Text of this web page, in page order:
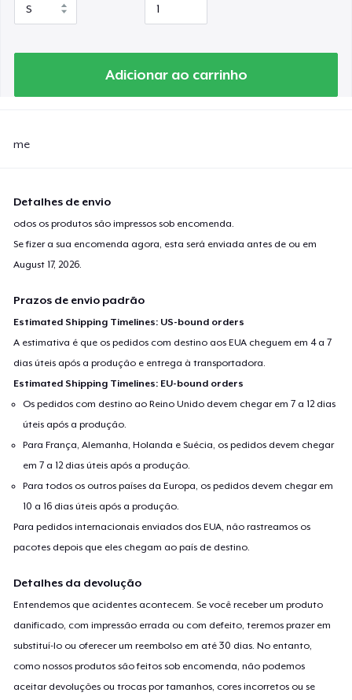
Adicionar ao carrinho
me
Detalhes de envio
odos os produtos são impressos sob encomenda.
Se fizer a sua encomenda agora, esta será enviada antes de ou em
August 17, 2026.
Prazos de envio padrão
Estimated Shipping Timelines: US-bound orders
A estimativa é que os pedidos com destino aos EUA cheguem em 4 a 7
dias úteis após a produção e entrega à transportadora.
Estimated Shipping Timelines: EU-bound orders
Os pedidos com destino ao Reino Unido devem chegar em 7 a 12 dias
úteis após a produção.
Para França, Alemanha, Holanda e Suécia, os pedidos devem chegar
em 7 a 12 dias úteis após a produção.
Para todos os outros países da Europa, os pedidos devem chegar em
10 a 16 dias úteis após a produção.
Para pedidos internacionais enviados dos EUA, não rastreamos os
pacotes depois que eles chegam ao país de destino.
Detalhes da devolução
Entendemos que acidentes acontecem. Se você receber um produto
danificado, com impressão errada ou com defeito, teremos prazer em
substituí-lo ou oferecer um reembolso em até 30 dias. No entanto,
como nossos produtos são feitos sob encomenda, não podemos
aceitar devoluções ou trocas por tamanhos, cores incorretos ou se